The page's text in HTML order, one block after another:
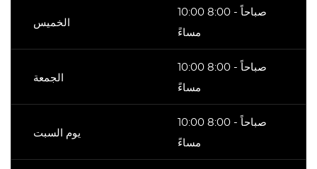
الخميس
10:00 صباحاً - 8:00
مساءً
الجمعة
10:00 صباحاً - 8:00
مساءً
يوم السبت
10:00 صباحاً - 8:00
مساءً